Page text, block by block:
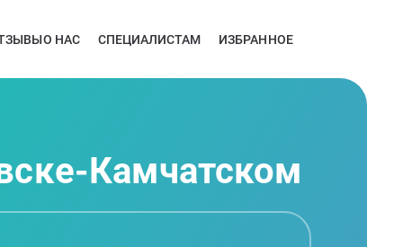
О НАС СПЕЦИАЛИСТАМ ИЗБРАННОЕ
Камчатском